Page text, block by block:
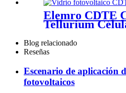
Elemro CDTE
Tellurium
proyectos BIPV
Blog relacionado
Reseñas
Escenario de aplicación
fotovoltaicos